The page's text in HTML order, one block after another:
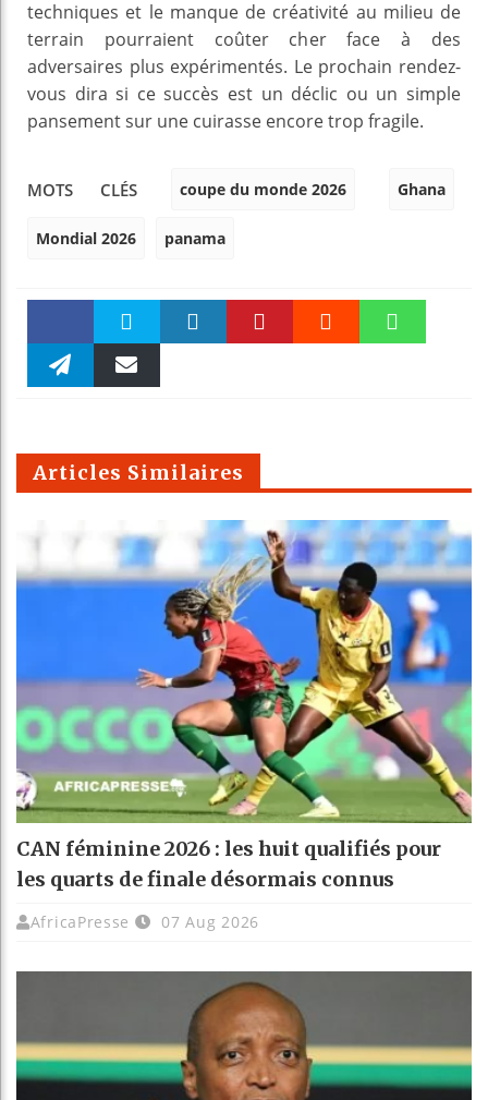
techniques et le manque de créativité au milieu de
terrain pourraient coûter cher face à des
adversaires plus expérimentés. Le prochain rendez-
vous dira si ce succès est un déclic ou un simple
pansement sur une cuirasse encore trop fragile.
MOTS CLÉS coupe du monde 2026 Ghana
Mondial 2026 panama
Faceboo Twitter
m
Articles Similaires
CAN féminine 2026 : les huit qualifiés pour
les quarts de finale désormais connus
AfricaPresse 07 Aug 2026